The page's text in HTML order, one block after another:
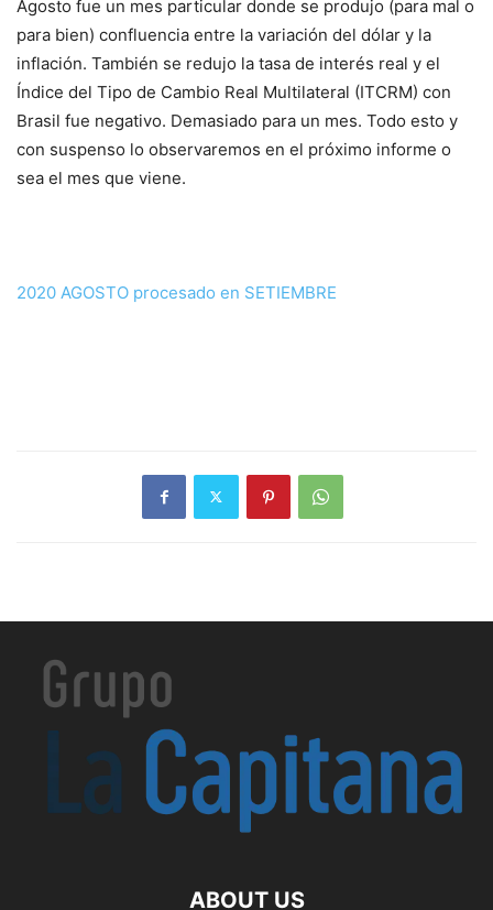
Agosto fue un mes particular donde se produjo (para mal o
para bien) confluencia entre la variación del dólar y la
inflación. También se redujo la tasa de interés real y el
Índice del Tipo de Cambio Real Multilateral (ITCRM) con
Brasil fue negativo. Demasiado para un mes. Todo esto y
con suspenso lo observaremos en el próximo informe o
sea el mes que viene.
2020 AGOSTO procesado en SETIEMBRE
ABOUT US